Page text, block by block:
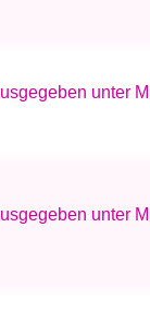
unter
unter